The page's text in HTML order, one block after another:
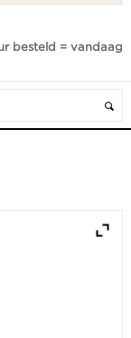
besteld = vandaag